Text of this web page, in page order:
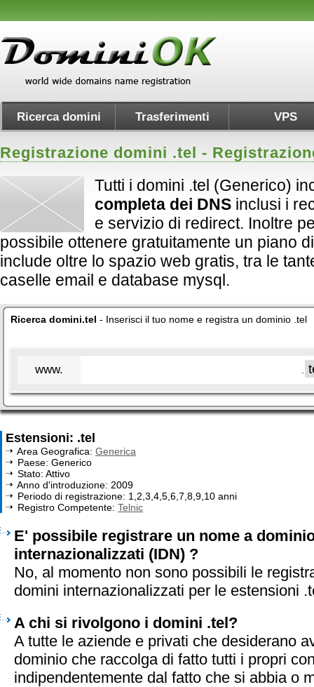
Ricerca domini Trasferimenti VPS
Registrazione domini .tel -
Tutti i domini .tel (Generico)
completa dei DNS inclusi i
e servizio di redirect. Inoltre
possibile ottenere gratuitamente un piano
include oltre lo spazio web gratis, tra le
caselle email e database mysql.
Ricerca domini.tel - Inserisci il tuo nome e registra un dominio .tel
www.
Estensioni: .tel
Area Geografica: Generica
Paese: Generico
Stato: Attivo
Anno d'introduzione: 2009
Periodo di registrazione: 1,2,3,4,5,6,7,8,9,10 anni
Registro Competente: Telnic
E' possibile registrare un nome a
internazionalizzati (IDN) ?
No, al momento non sono possibili le
domini internazionalizzati per le estensioni
A chi si rivolgono i domini .tel?
A tutte le aziende e privati che desiderano
dominio che raccolga di fatto tutti i propri
indipendentemente dal fatto che si abbia o